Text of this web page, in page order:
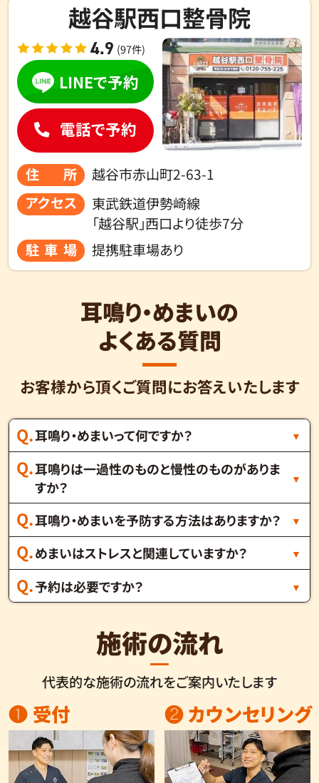
越谷駅西口整骨院
4.9 (97件)
住所
越谷市赤山町2-63-1
アクセス
東武鉄道伊勢崎線
「越谷駅」西口より徒歩7分
駐車場
提携駐車場あり
LINEで予約
電話で予約
耳鳴り・めまいの
よくある質問
お客様から頂くご質問にお答えいたします
耳鳴り・めまいって何ですか？
耳鳴りは一過性のものと慢性のものがありま
すか？
耳鳴り・めまいを予防する方法はありますか？
めまいはストレスと関連していますか？
予約は必要ですか？
施術の流れ
代表的な施術の流れをご案内いたします
❶ 受付 ❷ カウンセリング